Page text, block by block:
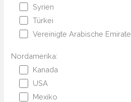
Syrien
Türkei
Vereinigte Arabische Emirate
Nordamerika:
Kanada
USA
Mexiko